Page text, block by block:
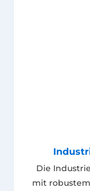
Die
mit